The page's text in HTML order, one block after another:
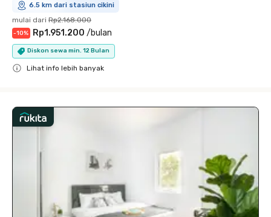
6.5 km dari stasiun cikini
mulai dari Rp2.168.000
-10% Rp1.951.200 /bulan
Diskon sewa min. 12 Bulan
Lihat info lebih banyak